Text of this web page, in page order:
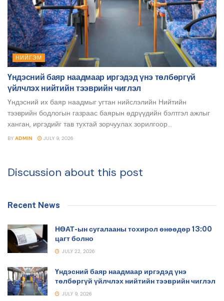
НИЙГЭМ
Үндэсний баяр наадмаар иргэдэд үнэ төлбөргүй
үйлчлэх нийтийн тээврийн чиглэл
Үндэсний их баяр наадмыг угтан нийслэлийн Нийтийн
тээврийн бодлогын газраас баярын өдрүүдийн бэлтгэл ажлыг
ханган, иргэдийг тав тухтай зорчуулах зорилгоор...
BY ADMIN JULY 9, 2026
Discussion about this post
Recent News
НӨАТ-ын сугалааны тохирол өнөөдөр 13:00
цагт болно
JULY 22, 2026
Үндэсний баяр наадмаар иргэдэд үнэ
төлбөргүй үйлчлэх нийтийн тээврийн чиглэл
JULY 9, 2026